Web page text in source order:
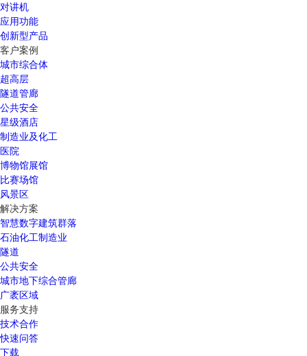
对讲机
应用功能
创新型产品
客户案例
城市综合体
超高层
隧道管廊
公共安全
星级酒店
制造业及化工
医院
博物馆展馆
比赛场馆
风景区
解决方案
智慧数字建筑群落
石油化工制造业
隧道
公共安全
城市地下综合管廊
广袤区域
服务支持
技术合作
快速问答
下载